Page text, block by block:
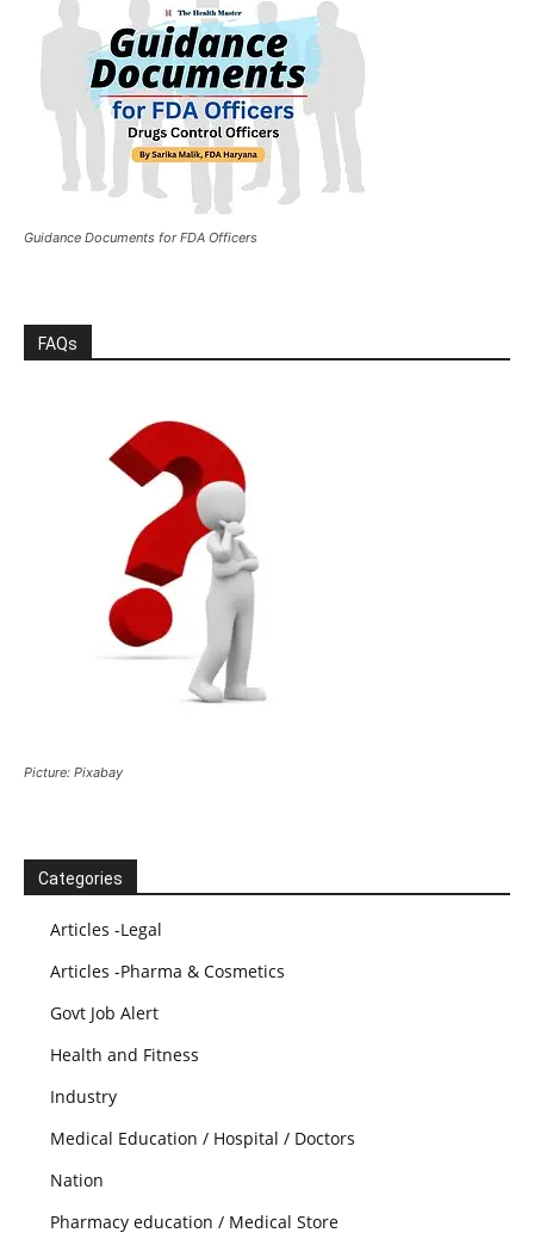
Guidance Documents for FDA Officers
FAQs
Picture: Pixabay
Categories
Articles -Legal
Articles -Pharma & Cosmetics
Govt Job Alert
Health and Fitness
Industry
Medical Education / Hospital / Doctors
Nation
Pharmacy education / Medical Store